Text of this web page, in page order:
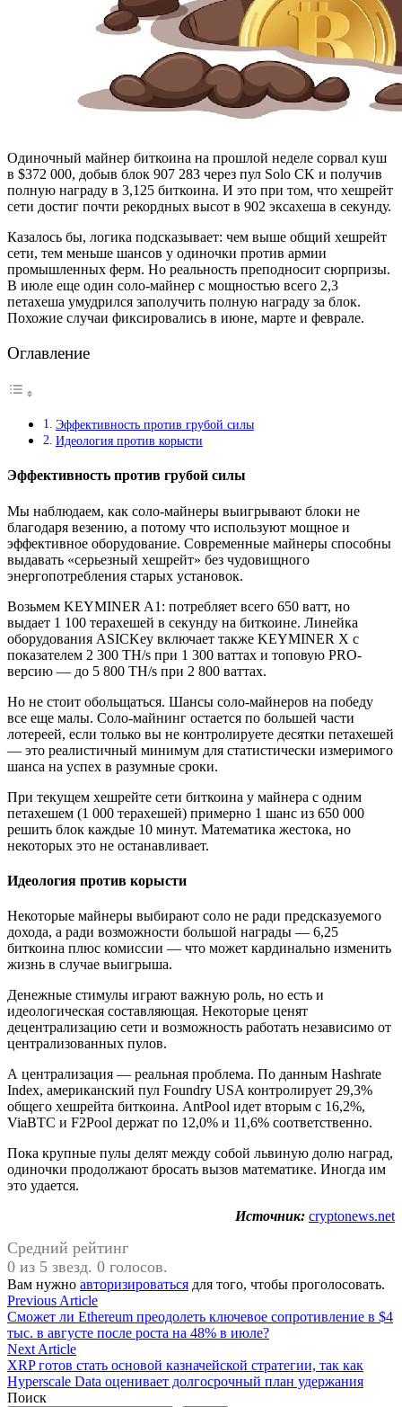
Одиночный майнер биткоина на прошлой неделе сорвал куш
в $372 000, добыв блок 907 283 через пул Solo CK и получив
полную награду в 3,125 биткоина. И это при том, что хешрейт
сети достиг почти рекордных высот в 902 эксахеша в секунду.
Казалось бы, логика подсказывает: чем выше общий хешрейт
сети, тем меньше шансов у одиночки против армии
промышленных ферм. Но реальность преподносит сюрпризы.
В июле еще один соло-майнер с мощностью всего 2,3
петахеша умудрился заполучить полную награду за блок.
Похожие случаи фиксировались в июне, марте и феврале.
Оглавление
Эффективность против грубой силы
Идеология против корысти
Эффективность против грубой силы
Мы наблюдаем, как соло-майнеры выигрывают блоки не
благодаря везению, а потому что используют мощное и
эффективное оборудование. Современные майнеры способны
выдавать «серьезный хешрейт» без чудовищного
энергопотребления старых установок.
Возьмем KEYMINER A1: потребляет всего 650 ватт, но
выдает 1 100 терахешей в секунду на биткоине. Линейка
оборудования ASICKey включает также KEYMINER X с
показателем 2 300 TH/s при 1 300 ваттах и топовую PRO-
версию — до 5 800 TH/s при 2 800 ваттах.
Но не стоит обольщаться. Шансы соло-майнеров на победу
все еще малы. Соло-майнинг остается по большей части
лотереей, если только вы не контролируете десятки петахешей
— это реалистичный минимум для статистически измеримого
шанса на успех в разумные сроки.
При текущем хешрейте сети биткоина у майнера с одним
петахешем (1 000 терахешей) примерно 1 шанс из 650 000
решить блок каждые 10 минут. Математика жестока, но
некоторых это не останавливает.
Идеология против корысти
Некоторые майнеры выбирают соло не ради предсказуемого
дохода, а ради возможности большой награды — 6,25
биткоина плюс комиссии — что может кардинально изменить
жизнь в случае выигрыша.
Денежные стимулы играют важную роль, но есть и
идеологическая составляющая. Некоторые ценят
децентрализацию сети и возможность работать независимо от
централизованных пулов.
А централизация — реальная проблема. По данным Hashrate
Index, американский пул Foundry USA контролирует 29,3%
общего хешрейта биткоина. AntPool идет вторым с 16,2%,
ViaBTC и F2Pool держат по 12,0% и 11,6% соответственно.
Пока крупные пулы делят между собой львиную долю наград,
одиночки продолжают бросать вызов математике. Иногда им
это удается.
Источник: cryptonews.net
Средний рейтинг
0 из 5 звезд. 0 голосов.
Вам нужно авторизироваться для того, чтобы проголосовать.
Навигация
по
записям
Previous ArticlePrevious
article:
Сможет ли Ethereum преодолеть ключевое сопротивление в $4
тыс. в августе после роста на 48% в июле?
Next ArticleNext
article:
XRP готов стать основой казначейской стратегии, так как
Hyperscale Data оценивает долгосрочный план удержания
Поиск